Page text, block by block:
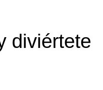
diviértete